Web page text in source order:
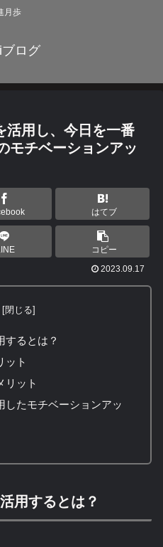
月歩
ログ
活用し、今日を一番
モチベーションアッ
はてブ
コピー
2023.09.17
するとは？
ット
リット
したモチベーションアッ
用するとは？